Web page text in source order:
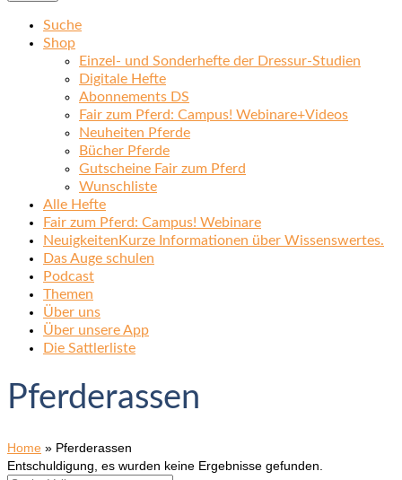
Suche
Shop
Einzel- und Sonderhefte der Dressur-Studien
Digitale Hefte
Abonnements DS
Fair zum Pferd: Campus! Webinare+Videos
Neuheiten Pferde
Bücher Pferde
Gutscheine Fair zum Pferd
Wunschliste
Alle Hefte
Fair zum Pferd: Campus! Webinare
Neuigkeiten Kurze Informationen über Wissenswertes.
Das Auge schulen
Podcast
Themen
Über uns
Über unsere App
Die Sattlerliste
Pferderassen
Home » Pferderassen
Entschuldigung, es wurden keine Ergebnisse gefunden.